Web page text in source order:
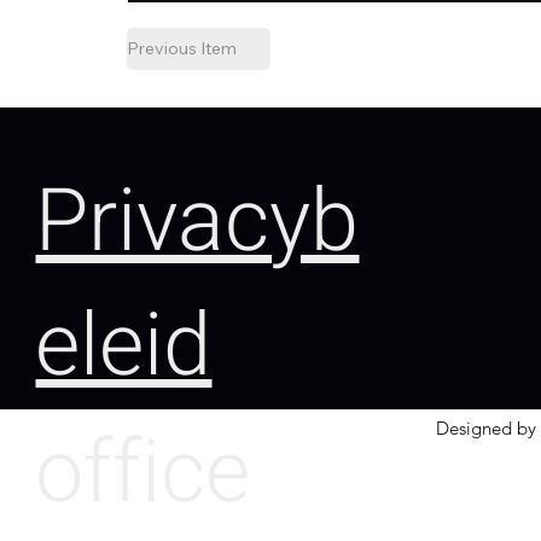
Previous Item
Designed
Privacyb
eleid